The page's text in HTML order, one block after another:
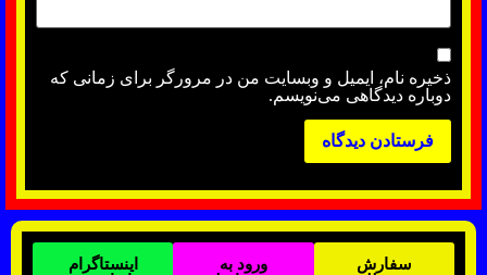
ذخیره نام، ایمیل و وبسایت من در مرورگر برای زمانی که
دوباره دیدگاهی می‌نویسم.
سفارش
ورود به
اینستاگرام